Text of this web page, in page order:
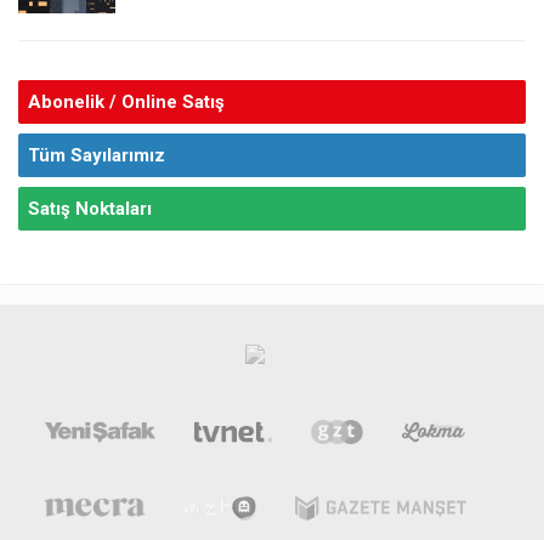
Abonelik / Online Satış
Tüm Sayılarımız
Satış Noktaları